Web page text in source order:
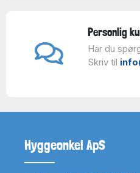
Personlig
Har du
Skriv til
Hyggeonkel ApS